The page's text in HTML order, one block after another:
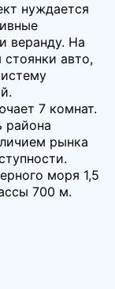
нуждается
веранду. На
авто,
7 комнат.
района
рынка
моря 1,5
700 м.